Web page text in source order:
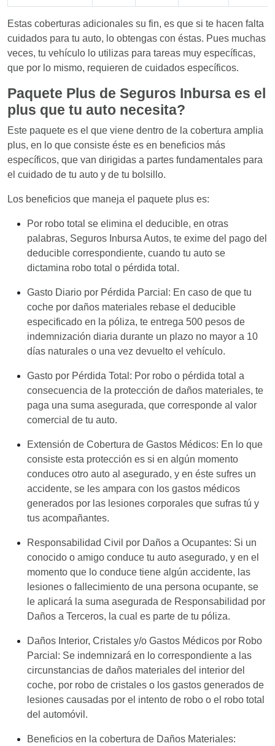
Estas coberturas adicionales su fin, es que si te hacen falta
cuidados para tu auto, lo obtengas con éstas. Pues muchas
veces, tu vehículo lo utilizas para tareas muy específicas,
que por lo mismo, requieren de cuidados específicos.
Paquete Plus de Seguros Inbursa es el
plus que tu auto necesita?
Este paquete es el que viene dentro de la cobertura amplia
plus, en lo que consiste éste es en beneficios más
específicos, que van dirigidas a partes fundamentales para
el cuidado de tu auto y de tu bolsillo.
Los beneficios que maneja el paquete plus es:
Por robo total se elimina el deducible, en otras
palabras, Seguros Inbursa Autos, te exime del pago del
deducible correspondiente, cuando tu auto se
dictamina robo total o pérdida total.
Gasto Diario por Pérdida Parcial: En caso de que tu
coche por daños materiales rebase el deducible
especificado en la póliza, te entrega 500 pesos de
indemnización diaria durante un plazo no mayor a 10
días naturales o una vez devuelto el vehículo.
Gasto por Pérdida Total: Por robo o pérdida total a
consecuencia de la protección de daños materiales, te
paga una suma asegurada, que corresponde al valor
comercial de tu auto.
Extensión de Cobertura de Gastos Médicos: En lo que
consiste esta protección es si en algún momento
conduces otro auto al asegurado, y en éste sufres un
accidente, se les ampara con los gastos médicos
generados por las lesiones corporales que sufras tú y
tus acompañantes.
Responsabilidad Civil por Daños a Ocupantes: Si un
conocido o amigo conduce tu auto asegurado, y en el
momento que lo conduce tiene algún accidente, las
lesiones o fallecimiento de una persona ocupante, se
le aplicará la suma asegurada de Responsabilidad por
Daños a Terceros, la cual es parte de tu póliza.
Daños Interior, Cristales y/o Gastos Médicos por Robo
Parcial: Se indemnizará en lo correspondiente a las
circunstancias de daños materiales del interior del
coche, por robo de cristales o los gastos generados de
lesiones causadas por el intento de robo o el robo total
del automóvil.
Beneficios en la cobertura de Daños Materiales: